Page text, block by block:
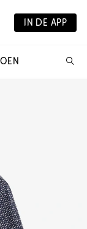
IN DE APP